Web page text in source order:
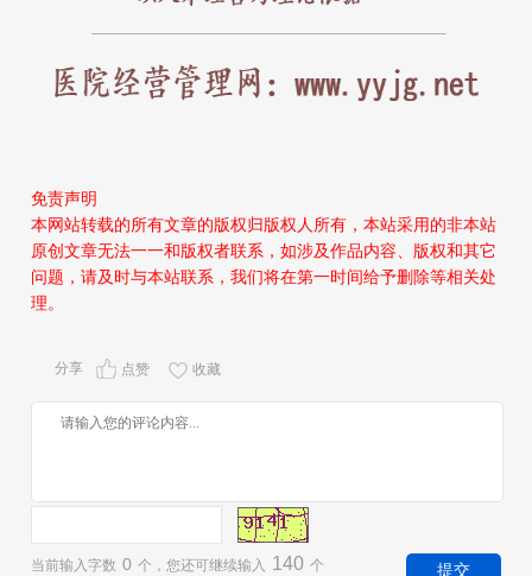
免责声明
本网站转载的所有文章的版权归版权人所有，本站采用的非本站
原创文章无法一一和版权者联系，如涉及作品内容、版权和其它
问题，请及时与本站联系，我们将在第一时间给予删除等相关处
理。
分享 点赞 收藏
当前输入字数 0 个，您还可继续输入 140 个